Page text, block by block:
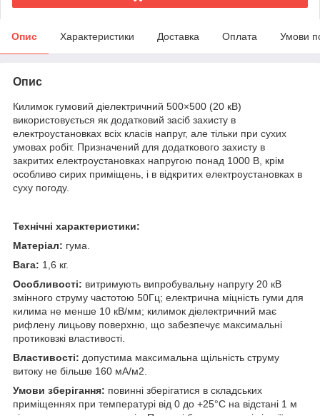
Опис Характеристики Доставка Оплата Умови
Опис
Килимок гумовий діелектричний 500×500 (20 кВ)
використовується як додатковий засіб захисту в
електроустановках всіх класів напруг, але тільки при сухих
умовах робіт. Призначений для додаткового захисту в
закритих електроустановках напругою понад 1000 В, крім
особливо сирих приміщень, і в відкритих електроустановках в
суху погоду.
Технічні характеристики:
Матеріал: гума.
Вага: 1,6 кг.
Особливості: витримують випробувальну напругу 20 кВ
змінного струму частотою 50Гц; електрична міцність гуми для
килима не менше 10 кВ/мм; килимок діелектричний має
рифлену лицьову поверхню, що забезпечує максимальні
протиковзкі властивості.
Властивості: допустима максимальна щільність струму
витоку не більше 160 мА/м2
Умови зберігання: повинні зберігатися в складських
приміщеннях при температурі від 0 до +25°С на відстані 1 м